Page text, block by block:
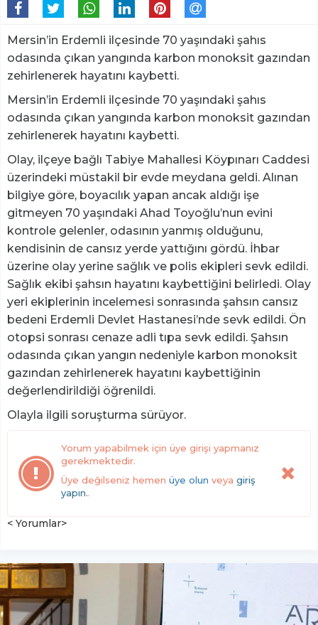
Mersin’in Erdemli ilçesinde 70 yaşındaki şahıs
odasında çıkan yangında karbon monoksit gazından
zehirlenerek hayatını kaybetti.
Mersin’in Erdemli ilçesinde 70 yaşındaki şahıs
odasında çıkan yangında karbon monoksit gazından
zehirlenerek hayatını kaybetti.
Olay, ilçeye bağlı Tabiye Mahallesi Köypınarı Caddesi
üzerindeki müstakil bir evde meydana geldi. Alınan
bilgiye göre, boyacılık yapan ancak aldığı işe
gitmeyen 70 yaşındaki Ahad Toyoğlu’nun evini
kontrole gelenler, odasının yanmış olduğunu,
kendisinin de cansız yerde yattığını gördü. İhbar
üzerine olay yerine sağlık ve polis ekipleri sevk edildi.
Sağlık ekibi şahsın hayatını kaybettiğini belirledi. Olay
yeri ekiplerinin incelemesi sonrasında şahsın cansız
bedeni Erdemli Devlet Hastanesi’nde sevk edildi. Ön
otopsi sonrası cenaze adli tıpa sevk edildi. Şahsın
odasında çıkan yangın nedeniyle karbon monoksit
gazından zehirlenerek hayatını kaybettiğinin
değerlendirildiği öğrenildi.
Olayla ilgili soruşturma sürüyor.
Yorum yapabilmek için üye girişi yapmanız
gerekmektedir.
Üye değilseniz hemen üye olun veya giriş
yapın..
< Yorumlar>